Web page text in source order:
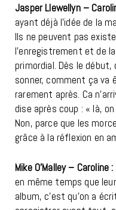
Jasper Llewellyn –
ayant déjà l’idée de la
Ils ne peuvent pas
l’enregistrement et de
primordial. Dès le
sonner, comment ça va
rarement après. Ca
dise après coup : « là,
Non, parce que les
grâce à la réflexion en
Mike O’Malley – Caroline :
en même temps que
album, c’est qu’on a